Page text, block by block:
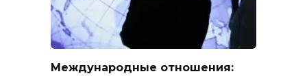
Международные отношения: